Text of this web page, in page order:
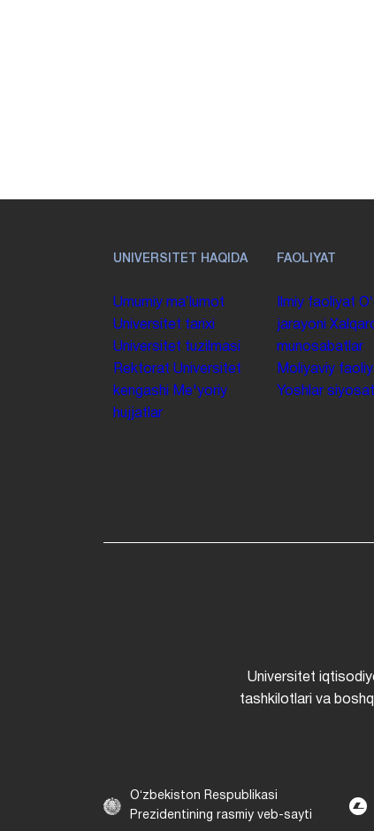
UNIVERSITET HAQIDA
Umumiy maʼlumot
Universitet tarixi
Universitet tuzilmasi
Rektorat Universitet
kengashi
Me'yoriy
hujjatlar
FAOLIYAT
Ilmiy faoliyat
jarayoni
munosabatlar
Moliyaviy
Yoshlar siyosati
Universitet
tashkilotlari va
Oʻzbekiston Respublikasi
Prezidentining rasmiy veb-sayti